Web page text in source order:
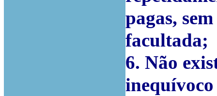
pagas,
facultada;
6. Não
inequívoco